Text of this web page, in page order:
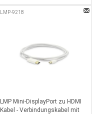
LMP-9218
LMP Mini-DisplayPort zu HDMI
Kabel - Verbindungskabel mit